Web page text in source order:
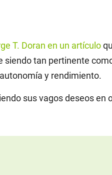
T. Doran en un artículo
tan pertinente
y rendimiento.
sus vagos deseos